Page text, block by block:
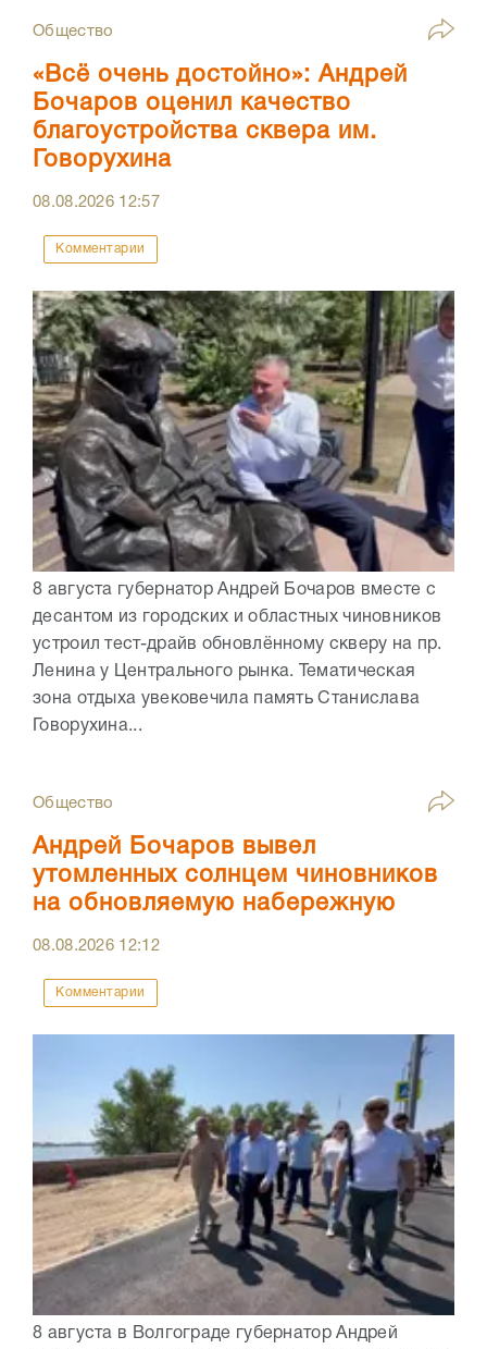
Общество
«Всё очень достойно»: Андрей
Бочаров оценил качество
благоустройства сквера им.
Говорухина
08.08.2026 12:57
Комментарии
8 августа губернатор Андрей Бочаров вместе с
десантом из городских и областных чиновников
устроил тест-драйв обновлённому скверу на пр.
Ленина у Центрального рынка. Тематическая
зона отдыха увековечила память Станислава
Говорухина...
Общество
Андрей Бочаров вывел
утомленных солнцем чиновников
на обновляемую набережную
08.08.2026 12:12
Комментарии
8 августа в Волгограде губернатор Андрей